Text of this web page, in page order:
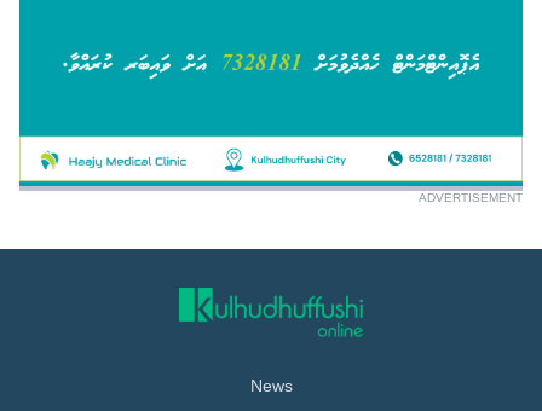
ADVERTISEMENT
News